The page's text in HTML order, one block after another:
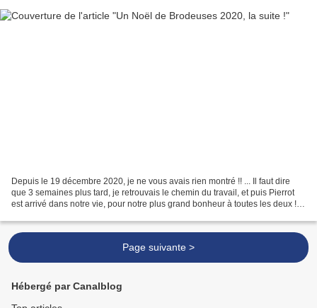
Depuis le 19 décembre 2020, je ne vous avais rien montré !! ... Il faut dire
que 3 semaines plus tard, je retrouvais le chemin du travail, et puis Pierrot
est arrivé dans notre vie, pour notre plus grand bonheur à toutes les deux !
Page suivante >
Hébergé par Canalblog